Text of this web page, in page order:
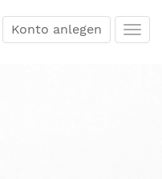
Konto anlegen